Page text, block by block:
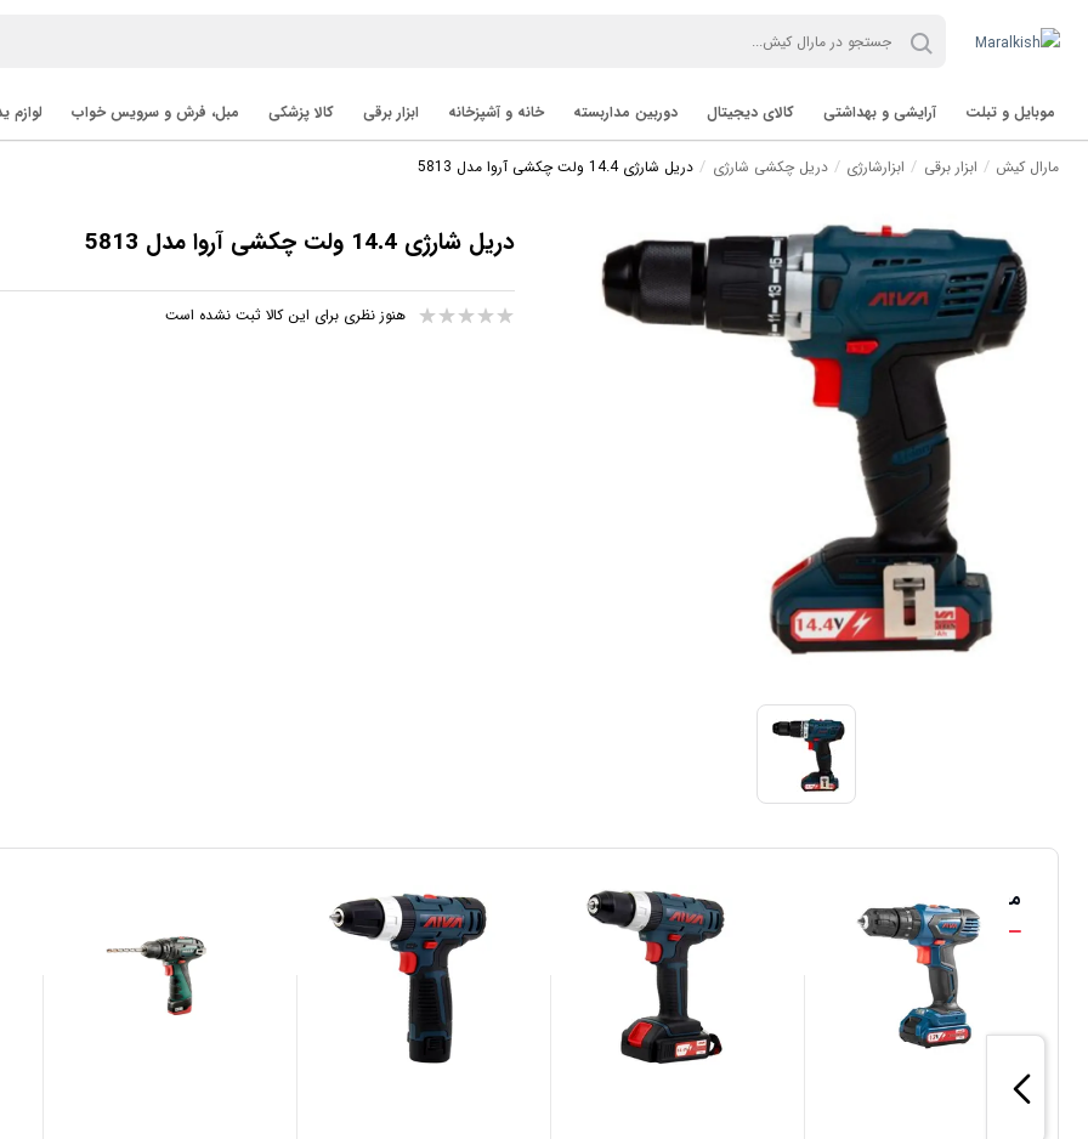
موبایل و تبلت آرایشی و بهداشتی کالای دیجیتال دوربین مداربسته خانه و آشپزخانه ابزار برقی کالا پزشکی مبل، فرش و سرویس خواب لوازم
مارال کیش ابزار برقی ابزارشارژی دریل چکشی شارژی دریل شارژی 14.4 ولت چکشی آروا مدل 5813
دریل شارژی 14.4 ولت چکشی آروا مدل 5813
هنوز نظری برای این کالا ثبت نشده است
محصولات مشابه